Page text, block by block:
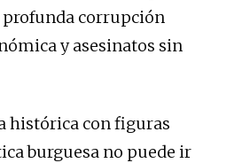
corrupción
y asesinatos sin
histórica con figuras
burguesa no puede ir